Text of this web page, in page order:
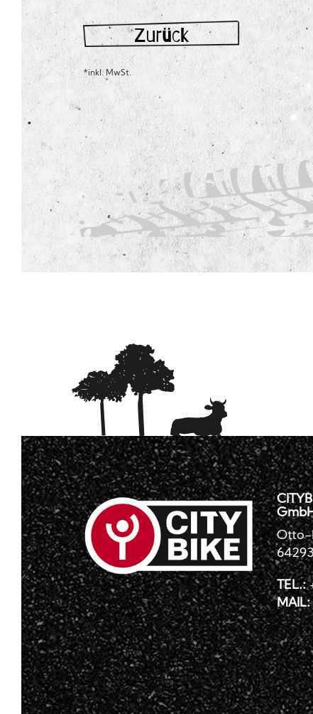
Zurück
*inkl. MwSt.
Otto-
TEL.:
MAIL: